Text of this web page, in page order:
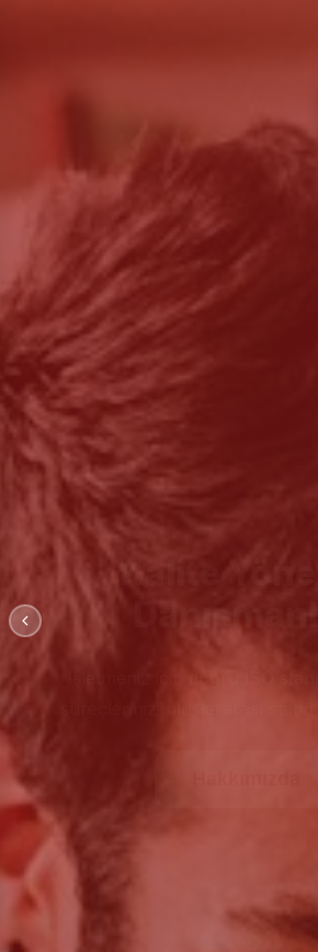
Kalite
İşletmeniz için doğru İSO
süreçlerinizi uluslararası